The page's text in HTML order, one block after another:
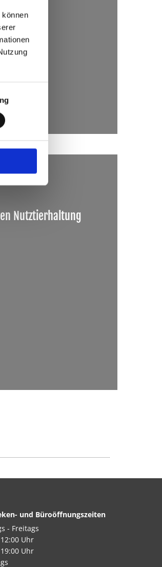
Nutztierhaltung
und Büroöffnungszeiten
- Freitags
Uhr
Uhr